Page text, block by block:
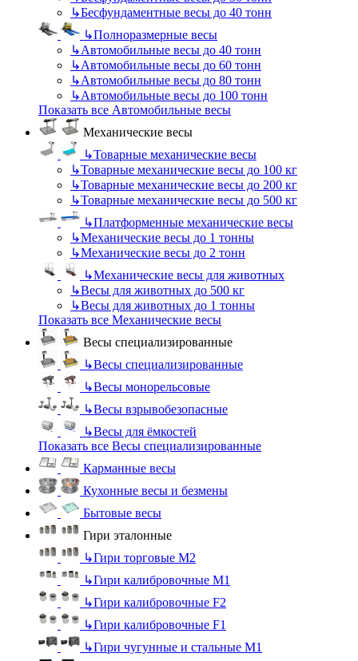
↳Бесфундаментные весы до 40 тонн
↳Полноразмерные весы
↳Автомобильные весы до 40 тонн
↳Автомобильные весы до 60 тонн
↳Автомобильные весы до 80 тонн
↳Автомобильные весы до 100 тонн
Показать все Автомобильные весы
Механические весы
↳Товарные механические весы
↳Товарные механические весы до 100 кг
↳Товарные механические весы до 200 кг
↳Товарные механические весы до 500 кг
↳Платформенные механические весы
↳Механические весы до 1 тонны
↳Механические весы до 2 тонн
↳Механические весы для животных
↳Весы для животных до 500 кг
↳Весы для животных до 1 тонны
Показать все Механические весы
Весы специализированные
↳Весы специализированные
↳Весы монорельсовые
↳Весы взрывобезопасные
↳Весы для ёмкостей
Показать все Весы специализированные
Карманные весы
Кухонные весы и безмены
Бытовые весы
Гири эталонные
↳Гири торговые М2
↳Гири калибровочные М1
↳Гири калибровочные F2
↳Гири калибровочные F1
↳Гири чугунные и стальные М1